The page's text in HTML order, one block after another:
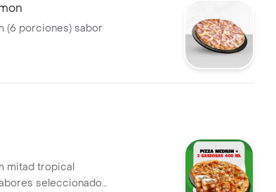
(6 porciones) sabor
mitad tropical
seleccionados